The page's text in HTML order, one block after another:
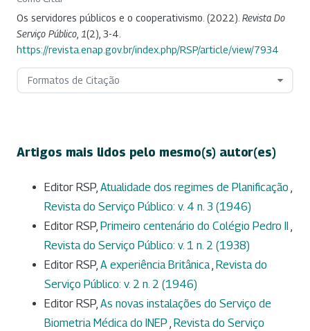
Os servidores públicos e o cooperativismo. (2022). Revista Do
Serviço Público 1(2), 3-4.
https://revista.enap.gov.br/index.php/RSP/article/view/7934
Formatos de Citação
Artigos mais lidos pelo mesmo(s) autor(es)
Editor RSP, Atualidade dos regimes de Planificação ,
Revista do Serviço Público: v. 4 n. 3 (1946)
Editor RSP, Primeiro centenário do Colégio Pedro II ,
Revista do Serviço Público: v. 1 n. 2 (1938)
Editor RSP, A experiência Britânica, Revista do
Serviço Público: v. 2 n. 2 (1946)
Editor RSP, As novas instalações do Serviço de
Biometria Médica do INEP , Revista do Serviço